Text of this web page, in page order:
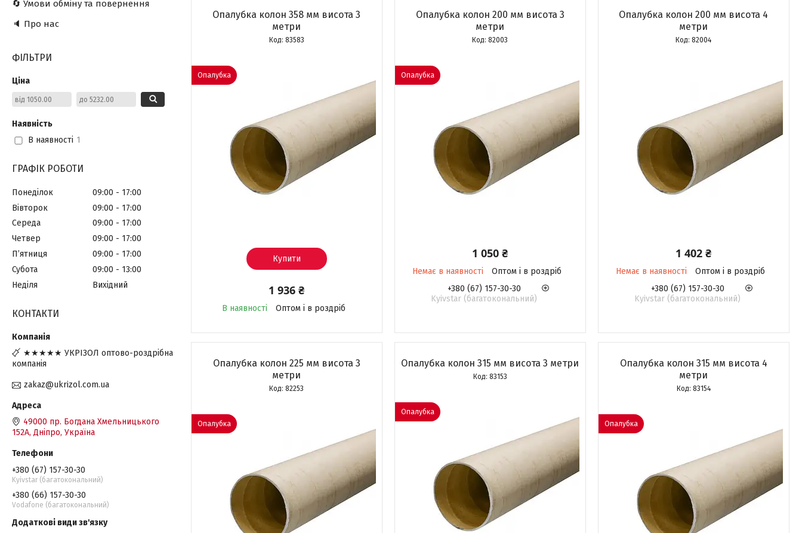
Опалубка колон 358 мм висота 3
метри
83583
Опалубка
Купити
1 936 ₴
В наявності Оптом і в роздріб
Опалубка колон 200 мм висота 3
метри
82003
Опалубка
1 050 ₴
Немає в наявності
Оптом і в роздріб
+380 (67) 157-30-30
Kyivstar (багатокональний)
Опалубка колон 200 мм висота 4
метри
82004
1 402 ₴
Немає в наявності
Оптом і в роздріб
+380 (67) 157-30-30
Kyivstar (багатокональний)
Опалубка колон 225 мм висота 3
метри
82253
Опалубка
Опалубка колон 315 мм висота 3 метри
83153
Опалубка
Опалубка колон 315 мм висота 4
метри
83154
Опалубка
🔄 Умови обміну та повернення
🔈 Про нас
ФІЛЬТРИ
Ціна
Наявність
В наявності 1
ГРАФІК РОБОТИ
Понеділок 09:00
17:00
Вівторок
09:00
17:00
Середа
09:00
17:00
Четвер
09:00
17:00
Пʼятниця
09:00
17:00
Субота
09:00
13:00
Неділя
Вихідний
КОНТАКТИ
★★★★★ УКРІЗОЛ оптово-роздрібна
компанія
zakaz@ukrizol.com.ua
49000 пр. Богдана Хмельницького
152А, Дніпро, Україна
+380 (67) 157-30-30
Kyivstar (багатокональний)
+380 (66) 157-30-30
Vodafone (багатокональний)